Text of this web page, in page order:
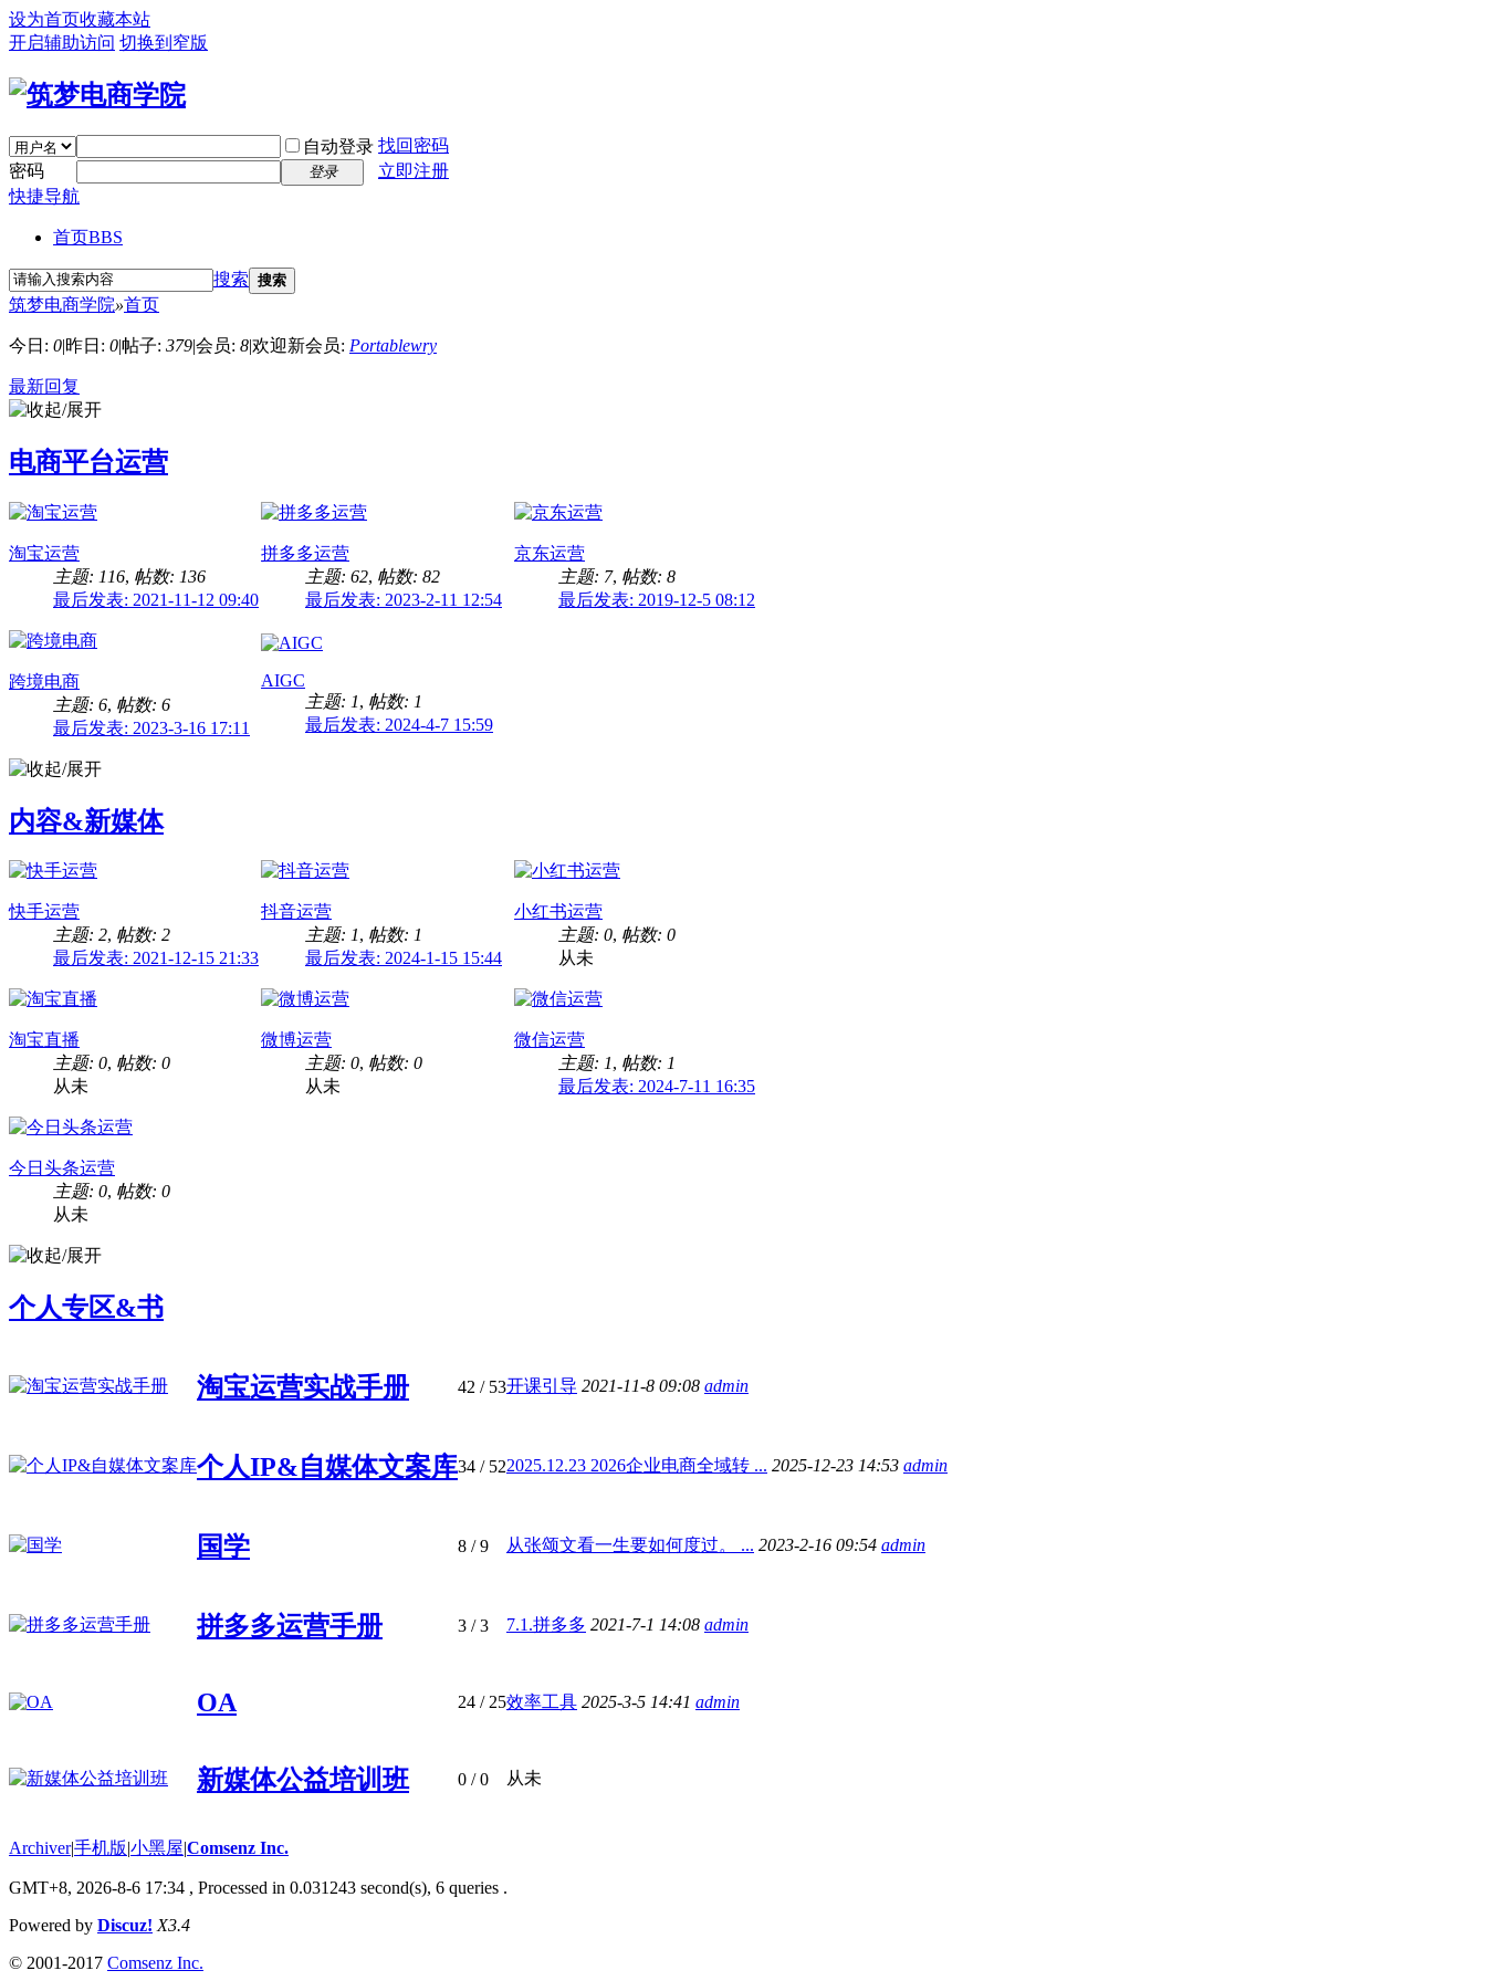
设为首页收藏本站
开启辅助访问 切换到窄版
自动登录 找回密码
密码
登录
立即注册
快捷导航
首页BBS
搜索 搜索
筑梦电商学院»首页
今日: 0|昨日: 0|帖子: 379|会员: 8|欢迎新会员: Portablewry
最新回复
电商平台运营
淘宝运营
主题: 116, 帖数: 136
最后发表: 2021-11-12 09:40
拼多多运营
主题: 62, 帖数: 82
最后发表: 2023-2-11 12:54
京东运营
主题: 7, 帖数: 8
最后发表: 2019-12-5 08:12
跨境电商
主题: 6, 帖数: 6
最后发表: 2023-3-16 17:11
AIGC
主题: 1, 帖数: 1
最后发表: 2024-4-7 15:59
内容&新媒体
快手运营
主题: 2, 帖数: 2
最后发表: 2021-12-15 21:33
抖音运营
主题: 1, 帖数: 1
最后发表: 2024-1-15 15:44
小红书运营
主题: 0, 帖数: 0
从未
淘宝直播
主题: 0, 帖数: 0
从未
微博运营
主题: 0, 帖数: 0
从未
微信运营
主题: 1, 帖数: 1
最后发表: 2024-7-11 16:35
今日头条运营
主题: 0, 帖数: 0
从未
个人专区&书
淘宝运营实战手册 42 / 53开课引导 2021-11-8 09:08 admin
个人IP&自媒体文案库34 / 522025.12.23 2026企业电商全域转 ... 2025-12-23 14:53 admin
国学 8 / 9 从张颂文看一生要如何度过。 ... 2023-2-16 09:54 admin
拼多多运营手册 3 / 3 7.1.拼多多 2021-7-1 14:08 admin
OA 24 / 25效率工具 2025-3-5 14:41 admin
新媒体公益培训班 0 / 0 从未
Archiver|手机版|小黑屋|Comsenz Inc.
GMT+8, 2026-8-6 17:34 , Processed in 0.031243 second(s), 6 queries .
Powered by Discuz! X3.4
© 2001-2017 Comsenz Inc.